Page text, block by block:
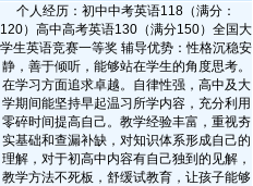
个人经历：初中中考英语118（满分：
120）高中高考英语130（满分150）全国大
学生英语竞赛一等奖 辅导优势：性格沉稳安
静，善于倾听，能够站在学生的角度思考。
在学习方面追求卓越。自律性强，高中及大
学期间能坚持早起温习所学内容，充分利用
零碎时间提高自己。教学经验丰富，重视夯
实基础和查漏补缺，对知识体系形成自己的
理解，对于初高中内容有自己独到的见解，
教学方法不死板，舒缓试教育，让孩子能够